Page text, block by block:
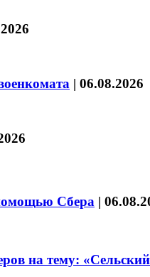
| 06.08.2026
Сбера |
на тему: